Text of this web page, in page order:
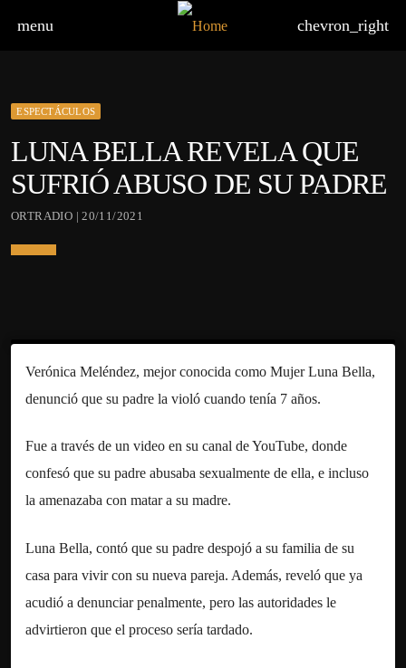
menu chevron_right
ESPECTÁCULOS
LUNA BELLA REVELA QUE
SUFRIÓ ABUSO DE SU PADRE
ORTRADIO | 20/11/2021
Verónica Meléndez, mejor conocida como Mujer Luna Bella,
denunció que su padre la violó cuando tenía 7 años.
Fue a través de un video en su canal de YouTube, donde
confesó que su padre abusaba sexualmente de ella, e incluso
la amenazaba con matar a su madre.
Luna Bella, contó que su padre despojó a su familia de su
casa para vivir con su nueva pareja. Además, reveló que ya
acudió a denunciar penalmente, pero las autoridades le
advirtieron que el proceso sería tardado.